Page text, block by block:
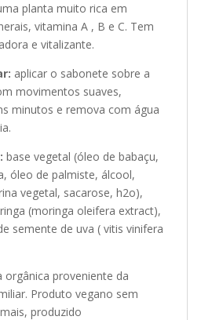
planta muito rica em
vitamina A , B e C. Tem
e vitalizante.
aplicar o sabonete sobre a
movimentos suaves,
minutos e remova com água
base vegetal (óleo de babaçu,
óleo de palmiste, álcool,
vegetal, sacarose, h2o),
(moringa oleifera extract),
semente de uva ( vitis vinifera
orgânica proveniente da
Produto vegano sem
produzido